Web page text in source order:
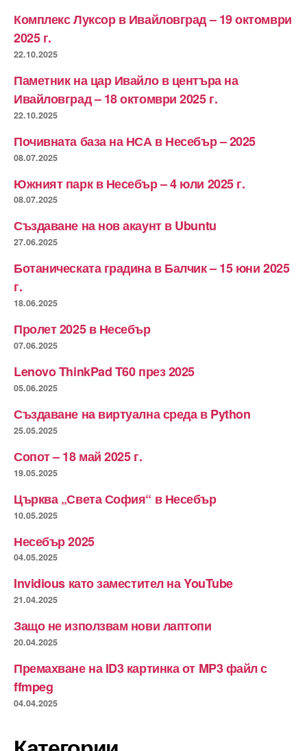
Комплекс Луксор в Ивайловград – 19 октомври
2025 г.
22.10.2025
Паметник на цар Ивайло в центъра на
Ивайловград – 18 октомври 2025 г.
22.10.2025
Почивната база на НСА в Несебър – 2025
08.07.2025
Южният парк в Несебър – 4 юли 2025 г.
08.07.2025
Създаване на нов акаунт в Ubuntu
27.06.2025
Ботаническата градина в Балчик – 15 юни 2025
г.
18.06.2025
Пролет 2025 в Несебър
07.06.2025
Lenovo ThinkPad T60 през 2025
05.06.2025
Създаване на виртуална среда в Python
25.05.2025
Сопот – 18 май 2025 г.
19.05.2025
Църква „Света София“ в Несебър
10.05.2025
Несебър 2025
04.05.2025
Invidious като заместител на YouTube
21.04.2025
Защо не използвам нови лаптопи
20.04.2025
Премахване на ID3 картинка от MP3 файл с
ffmpeg
04.04.2025